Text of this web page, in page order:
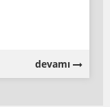
devamı